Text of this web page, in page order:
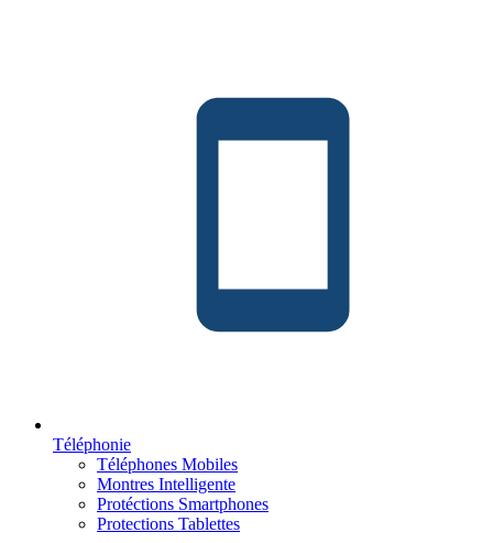
Téléphonie
Téléphones Mobiles
Montres Intelligente
Protéctions Smartphones
Protections Tablettes